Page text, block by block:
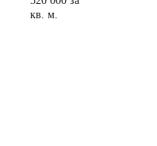
кв. м.